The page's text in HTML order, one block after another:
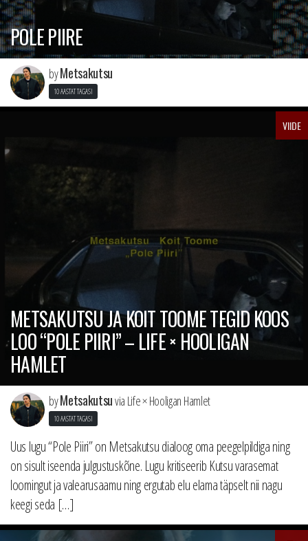
POLE PIIRE
byMetsakutsu
10 AASTAT TAGASI
VIIDE
METSAKUTSU JA KOIT TOOME TEGID KOOS
LOO “POLE PIIRI” – LIFE × HOOLIGAN
HAMLET
byMetsakutsuvia Life × Hooligan Hamlet
10 AASTAT TAGASI
Uus lugu “Pole Piiri” on Metsakutsu dialoog oma peegelpildiga ning
on sisult iseenda julgustuskõne. Lugu kritiseerib Kutsu varasemat
loomingut ja valearusaamu ning ergutab elu elama täpselt nii nagu
keegi seda […]